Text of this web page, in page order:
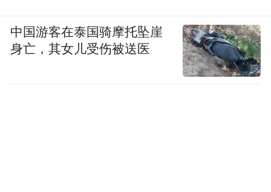
中国游客在泰国骑摩托坠崖
身亡，其女儿受伤被送医